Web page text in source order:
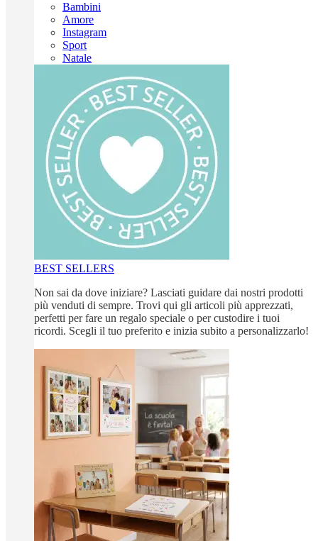
Bambini
Amore
Instagram
Sport
Natale
BEST SELLERS
Non sai da dove iniziare? Lasciati guidare dai nostri prodotti
più venduti di sempre. Trovi qui gli articoli più apprezzati,
perfetti per fare un regalo speciale o per custodire i tuoi
ricordi. Scegli il tuo preferito e inizia subito a personalizzarlo!